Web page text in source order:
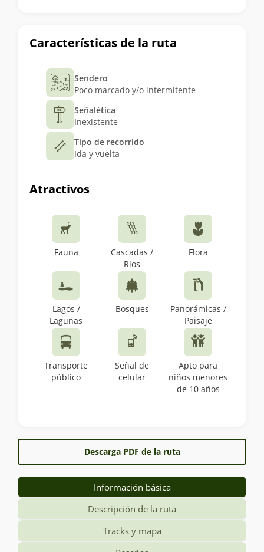
Características de la ruta
Sendero
Poco marcado y/o intermitente
Señalética
Inexistente
Tipo de recorrido
Ida y vuelta
Atractivos
Fauna
Cascadas /
Ríos
Flora
Lagos /
Lagunas
Bosques
Panorámicas /
Paisaje
Transporte
público
Señal de
celular
Apto para
niños menores
de 10 años
Descarga PDF de la ruta
Información básica
Descripción de la ruta
Tracks y mapa